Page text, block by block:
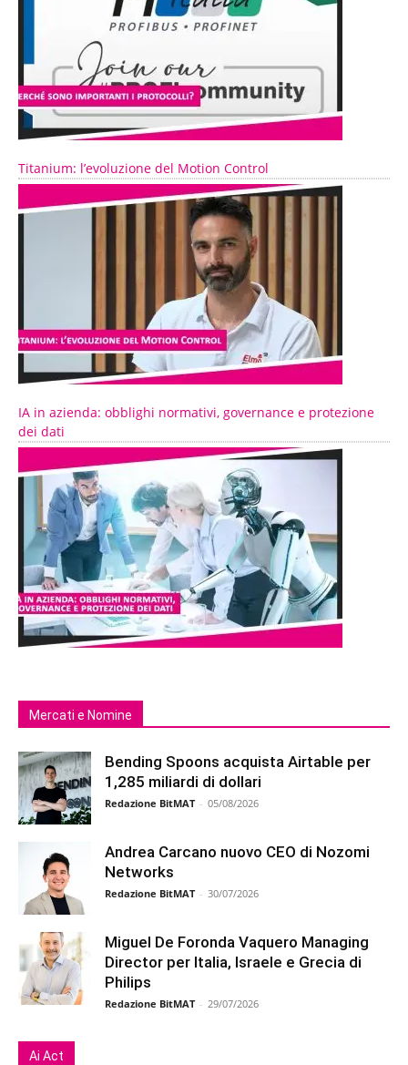
Titanium: l’evoluzione del Motion Control
IA in azienda: obblighi normativi, governance e protezione
dei dati
Mercati e Nomine
Bending Spoons acquista Airtable per
1,285 miliardi di dollari
Redazione BitMAT - 05/08/2026
Andrea Carcano nuovo CEO di Nozomi
Networks
Redazione BitMAT - 30/07/2026
Miguel De Foronda Vaquero Managing
Director per Italia, Israele e Grecia di
Philips
Redazione BitMAT - 29/07/2026
Ai Act